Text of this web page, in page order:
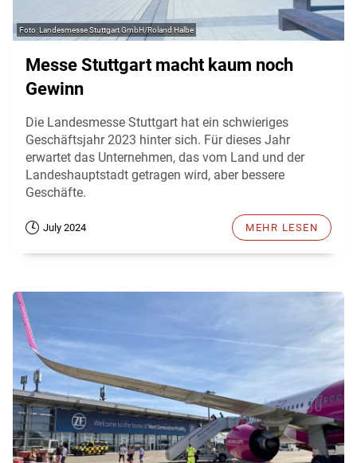
Landesmesse Stuttgart GmbH/Roland Halbe
Messe Stuttgart macht kaum noch
Gewinn
Die Landesmesse Stuttgart hat ein schwieriges
Geschäftsjahr 2023 hinter sich. Für dieses Jahr
erwartet das Unternehmen, das vom Land und der
Landeshauptstadt getragen wird, aber bessere
Geschäfte.
July 2024 MEHR LESEN